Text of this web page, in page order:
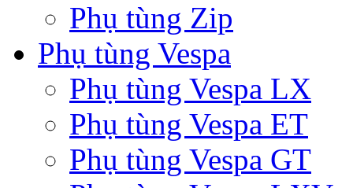
Phụ tùng Zip
Phụ tùng Vespa
Phụ tùng Vespa LX
Phụ tùng Vespa ET
Phụ tùng Vespa GT